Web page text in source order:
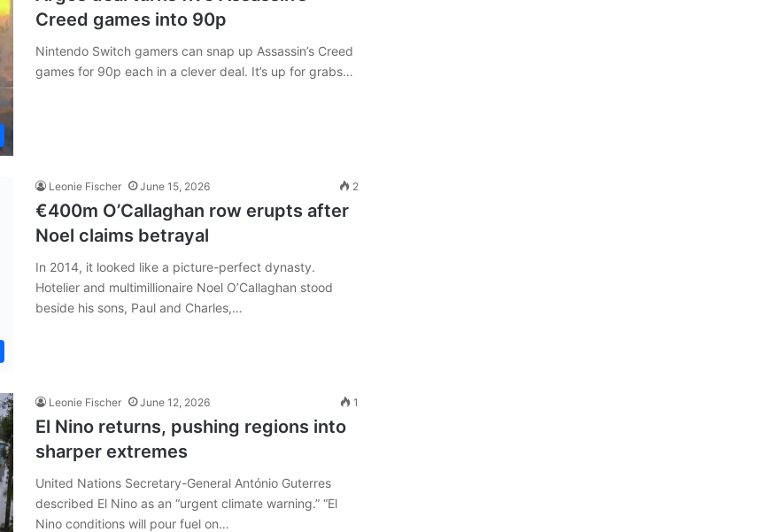
Creed games into 90p
Nintendo Switch gamers can snap up Assassin’s Creed
games for 90p each in a clever deal. It’s up for grabs…
Leonie Fischer June 15, 2026 2
€400m O’Callaghan row erupts after
Noel claims betrayal
In 2014, it looked like a picture-perfect dynasty.
Hotelier and multimillionaire Noel O’Callaghan stood
beside his sons, Paul and Charles,…
Leonie Fischer June 12, 2026 1
El Nino returns, pushing regions into
sharper extremes
United Nations Secretary-General António Guterres
described El Nino as an “urgent climate warning.” “El
Nino conditions will pour fuel on…